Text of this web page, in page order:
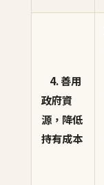
4. 善用
政府資
源，降低
持有成本